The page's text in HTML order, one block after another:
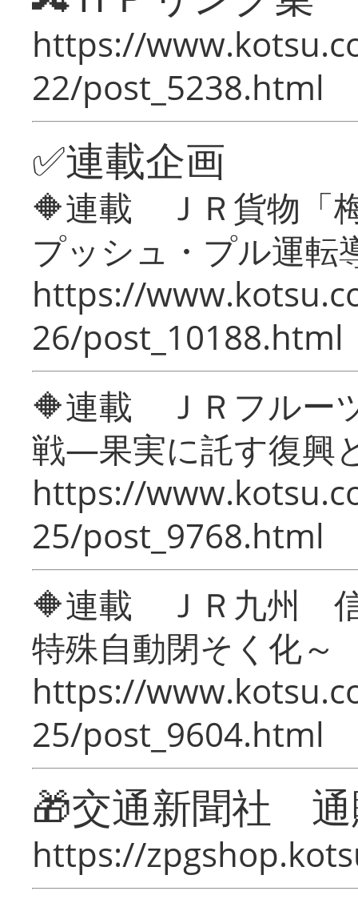
https://
22/post_5238.html
✅連載企画
🔶連載 ＪＲ貨物「
プッシュ・プル運転
https://
26/post_10188.html
🔶連載 ＪＲフルー
戦―果実に託す復興
https://
25/post_9768.html
🔶連載 ＪＲ九州 信
特殊自動閉そく化～
https://
25/post_9604.html
🎁交通新聞社
https://